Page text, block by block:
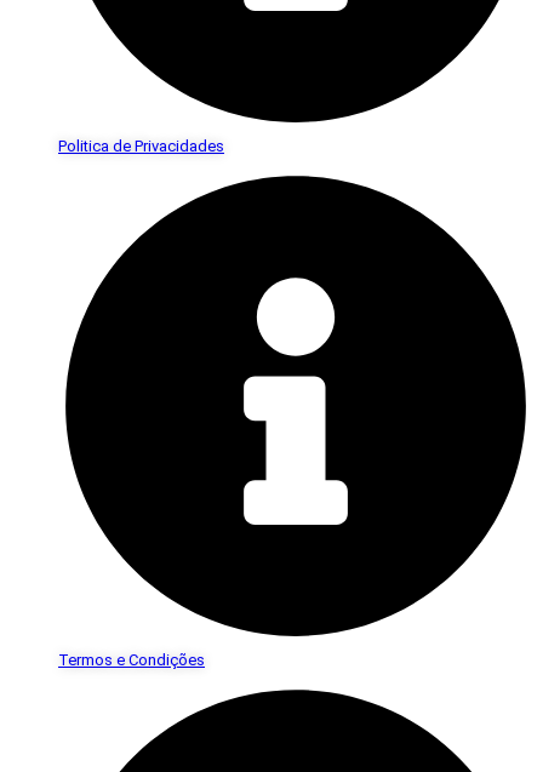
Politica de Privacidades
Termos e Condições